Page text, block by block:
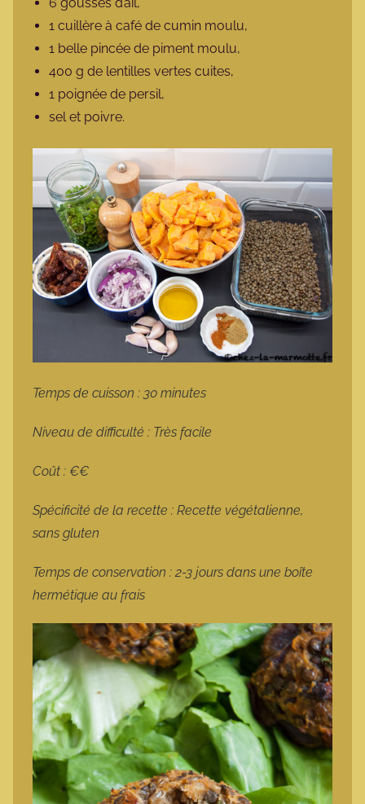
1 cuillère à café de cumin moulu,
1 belle pincée de piment moulu,
400 g de lentilles vertes cuites,
1 poignée de persil,
sel et poivre.
Temps de cuisson : 30 minutes
Niveau de difficulté : Très facile
Coût : €€
Spécificité de la recette : Recette végétalienne,
sans gluten
Temps de conservation : 2-3 jours dans une boîte
hermétique au frais